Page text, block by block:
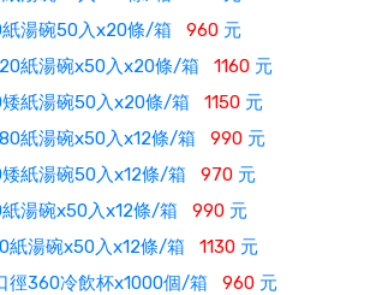
紙湯碗50入x20條/箱 960 元
紙湯碗x50入x20條/箱 1160 元
矮紙湯碗50入x20條/箱 1150 元
紙湯碗x50入x12條/箱 990 元
矮紙湯碗50入x12條/箱 970 元
紙湯碗x50入x12條/箱 990 元
紙湯碗x50入x12條/箱 1130 元
徑360冷飲杯x1000個/箱 960 元